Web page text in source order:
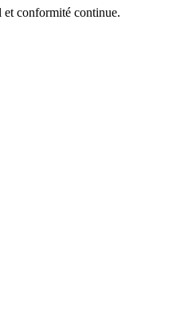
et conformité continue.